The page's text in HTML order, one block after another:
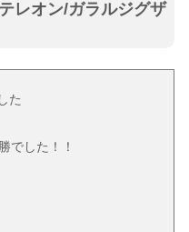
レオン/ガラルジグザ
た
でした！！